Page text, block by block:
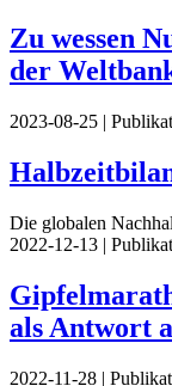
Zu wessen
der
2023-08-25 |
Die globalen
2022-12-13 |
als Antwort
2022-11-28 |